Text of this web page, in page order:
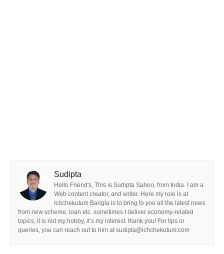
Sudipta
Hello Friend's, This is Sudipta Sahoo, from India. I am a
Web content creator, and writer. Here my role is at
Ichchekutum Bangla is to bring to you all the latest news
from new scheme, loan etc. sometimes I deliver economy-related
topics, it is not my hobby, it’s my interest. thank you! For tips or
queries, you can reach out to him at sudipta@ichchekutum.com